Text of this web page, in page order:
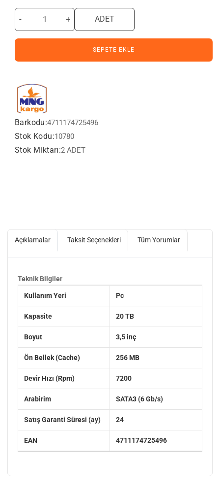
- + ADET
SEPETE EKLE
Barkodu:4711174725496
Stok Kodu:10780
Stok Miktarı:2 ADET
Açıklamalar Taksit Seçenekleri Tüm Yorumlar
Teknik Bilgiler
Kullanım Yeri Pc
Kapasite 20 TB
Boyut 3,5 inç
Ön Bellek (Cache) 256 MB
Devir Hızı (Rpm) 7200
Arabirim SATA3 (6 Gb/s)
Satış Garanti Süresi (ay) 24
EAN 4711174725496